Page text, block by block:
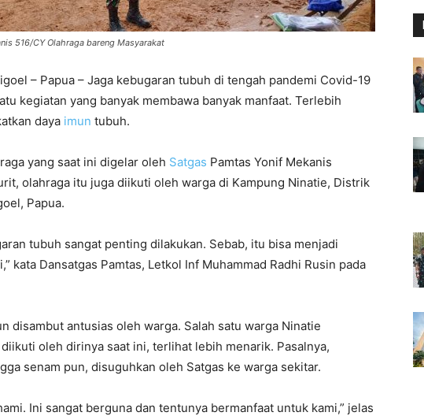
516/CY Olahraga bareng Masyarakat
– Papua – Jaga kebugaran tubuh di tengah pandemi Covid-19
kegiatan yang banyak membawa banyak manfaat. Terlebih
daya imun tubuh.
yang saat ini digelar oleh Satgas Pamtas Yonif Mekanis
olahraga itu juga diikuti oleh warga di Kampung Ninatie, Distrik
Papua.
tubuh sangat penting dilakukan. Sebab, itu bisa menjadi
kata Dansatgas Pamtas, Letkol Inf Muhammad Radhi Rusin pada
disambut antusias oleh warga. Salah satu warga Ninatie
oleh dirinya saat ini, terlihat lebih menarik. Pasalnya,
senam pun, disuguhkan oleh Satgas ke warga sekitar.
Ini sangat berguna dan tentunya bermanfaat untuk kami,” jelas